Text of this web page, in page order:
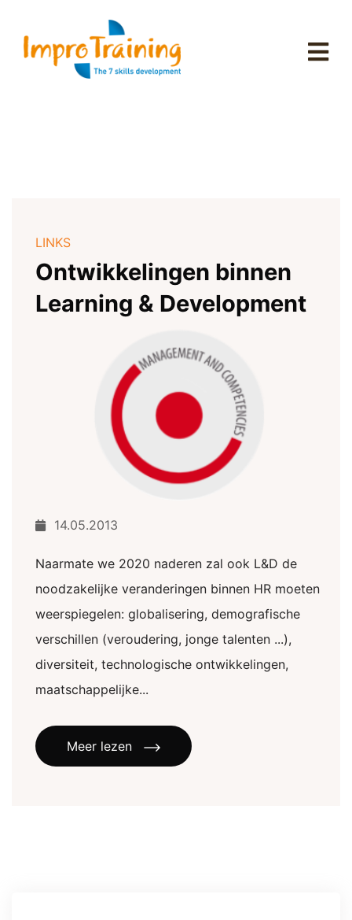
LINKS
Ontwikkelingen binnen
Learning & Development
14.05.2013
Naarmate we 2020 naderen zal ook L&D de
noodzakelijke veranderingen binnen HR moeten
weerspiegelen: globalisering, demografische
verschillen (veroudering, jonge talenten ...),
diversiteit, technologische ontwikkelingen,
maatschappelijke...
Meer lezen